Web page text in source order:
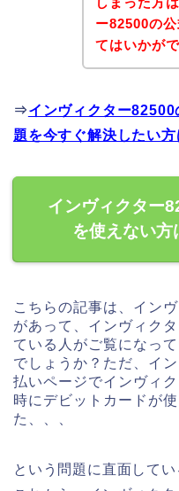
ー82500の
てはいかが
⇒インヴィクター
題を今すぐ解決したい方
インヴィクター
を使えない方
こちらの記事は、イン
があって、インヴィク
ている人がご覧になっ
でしょうか？ただ、イ
払いページでインヴィ
時にデビットカードが
た、、、
という問題に直面して